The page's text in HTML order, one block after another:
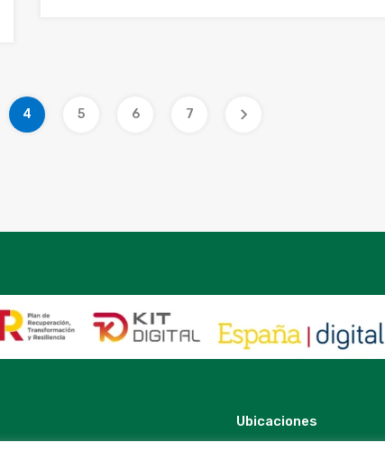
4 5 6 7
Ubicaciones